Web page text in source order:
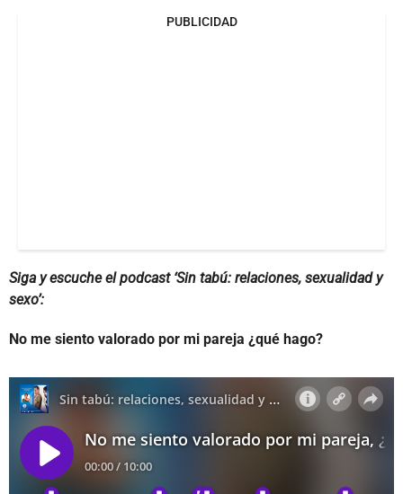
PUBLICIDAD
Siga y escuche el podcast ‘Sin tabú: relaciones, sexualidad y
sexo’:
No me siento valorado por mi pareja ¿qué hago?